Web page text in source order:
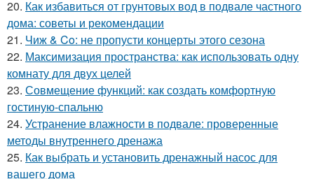
20. Как избавиться от грунтовых вод в подвале частного
дома: советы и рекомендации
21. Чиж & Co: не пропусти концерты этого сезона
22. Максимизация пространства: как использовать одну
комнату для двух целей
23. Совмещение функций: как создать комфортную
гостиную-спальню
24. Устранение влажности в подвале: проверенные
методы внутреннего дренажа
25. Как выбрать и установить дренажный насос для
вашего дома